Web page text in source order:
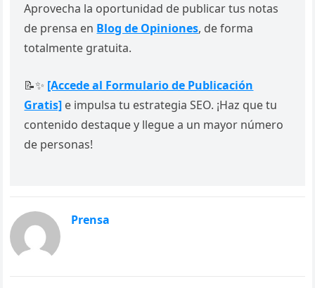
Aprovecha la oportunidad de publicar tus notas
de prensa en Blog de Opiniones, de forma
totalmente gratuita.
📝✨ [Accede al Formulario de Publicación
Gratis] e impulsa tu estrategia SEO. ¡Haz que tu
contenido destaque y llegue a un mayor número
de personas!
Prensa